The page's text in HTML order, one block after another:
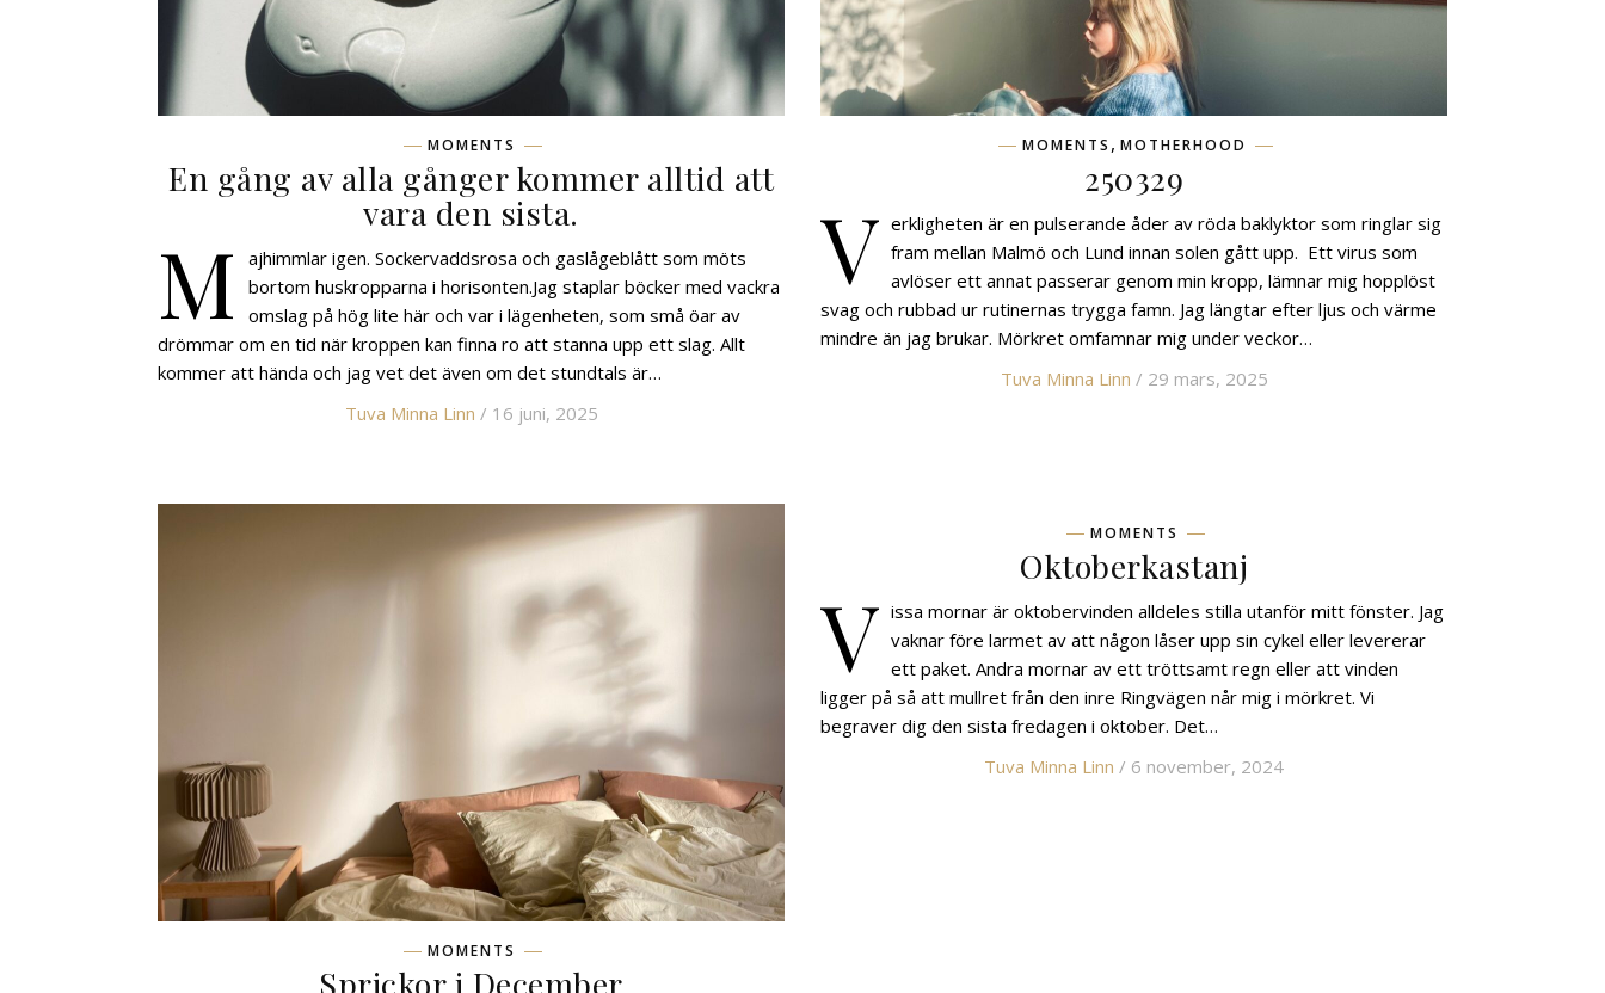
MOMENTS
En gång av alla gånger kommer alltid att
vara den sista.
M
ajhimmlar igen. Sockervaddsrosa och gaslågeblått som möts
bortom huskropparna i horisonten.Jag staplar böcker med vackra
omslag på hög lite här och var i lägenheten, som små öar av
drömmar om en tid när kroppen kan finna ro att stanna upp ett slag. Allt
kommer att hända och jag vet det även om det stundtals är…
Tuva Minna Linn / 16 juni, 2025
MOMENTS , MOTHERHOOD
250329
V erkligheten är en pulserande åder av röda baklyktor som ringlar sig
fram mellan Malmö och Lund innan solen gått upp. Ett virus som
avlöser ett annat passerar genom min kropp, lämnar mig hopplöst
svag och rubbad ur rutinernas trygga famn. Jag längtar efter ljus och värme
mindre än jag brukar. Mörkret omfamnar mig under veckor…
Tuva Minna Linn / 29 mars, 2025
MOMENTS
Sprickor i December
MOMENTS
Oktoberkastanj
V issa mornar är oktobervinden alldeles stilla utanför mitt fönster. Jag
vaknar före larmet av att någon låser upp sin cykel eller levererar
ett paket. Andra mornar av ett tröttsamt regn eller att vinden
ligger på så att mullret från den inre Ringvägen når mig i mörkret. Vi
begraver dig den sista fredagen i oktober. Det…
Tuva Minna Linn / 6 november, 2024